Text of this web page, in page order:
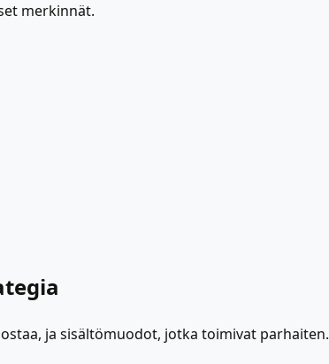
merkinnät.
ja sisältömuodot, jotka toimivat parhaiten.